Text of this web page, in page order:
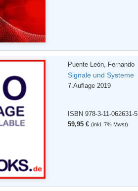
Puente León, Fernando
Signale und Systeme
7.Auflage 2019
ISBN 978-3-11-062631-5
59,95 € (inkl. 7% Mwst)